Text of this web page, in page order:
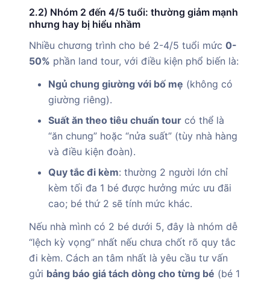
2.2) Nhóm 2 đến 4/5 tuổi: thường giảm mạnh
nhưng hay bị hiểu nhầm
Nhiều chương trình cho bé 2-4/5 tuổi mức 0-
50% phần land tour, với điều kiện phổ biến là:
Ngủ chung giường với bố mẹ (không có
giường riêng).
Suất ăn theo tiêu chuẩn tour có thể là
“ăn chung” hoặc “nửa suất” (tùy nhà hàng
và điều kiện đoàn).
Quy tắc đi kèm: thường 2 người lớn chỉ
kèm tối đa 1 bé được hưởng mức ưu đãi
cao; bé thứ 2 sẽ tính mức khác.
Nếu nhà mình có 2 bé dưới 5, đây là nhóm dễ
“lệch kỳ vọng” nhất nếu chưa chốt rõ quy tắc
đi kèm. Cách an tâm nhất là yêu cầu tư vấn
gửi bảng báo giá tách dòng cho từng bé (bé 1